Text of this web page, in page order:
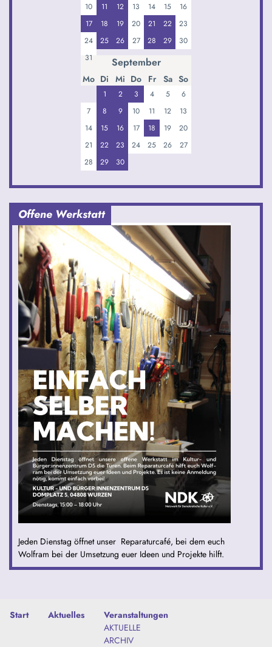
10
11 12 13 14 15
16
17
18 19 20 21 22
23
24
25 26 27 28 29
30
31
September
Mo Di Mi Do Fr Sa So
1 2 3 4 5
6
7
8 9 10 11 12
13
14
15 16 17 18 19
20
21
22 23 24 25 26
27
28
29 30
Offene Werkstatt
Jeden Dienstag öffnet unser Reparaturcafé, bei dem euch
Wolfram bei der Umsetzung euer Ideen und Projekte hilft.
Start Aktuelles
Veranstaltungen
AKTUELLE
ARCHIV